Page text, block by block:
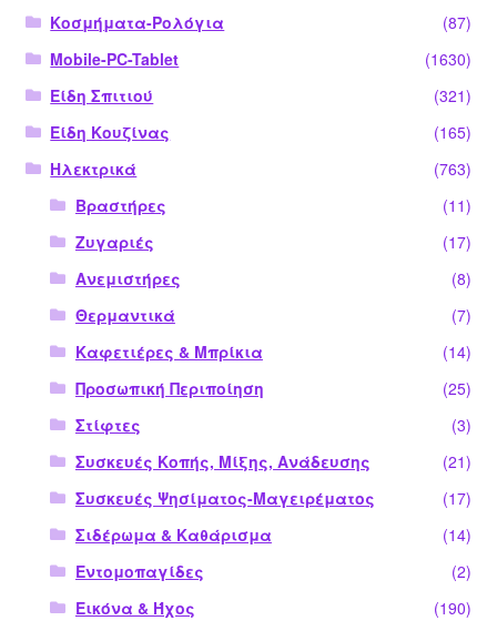
Κοσμήματα-Ρολόγια
(87)
Mobile-PC-Tablet
(1630)
Είδη Σπιτιού
(321)
Είδη Κουζίνας
(165)
Ηλεκτρικά
(763)
Βραστήρες
(11)
Ζυγαριές
(17)
Ανεμιστήρες
(8)
Θερμαντικά
(7)
Καφετιέρες & Μπρίκια
(14)
Προσωπική Περιποίηση
(25)
Στίφτες
(3)
Συσκευές Κοπής, Μίξης, Ανάδευσης
(21)
Συσκευές Ψησίματος-Μαγειρέματος
(17)
Σιδέρωμα & Καθάρισμα
(14)
Εντομοπαγίδες
(2)
Εικόνα & Ήχος
(190)